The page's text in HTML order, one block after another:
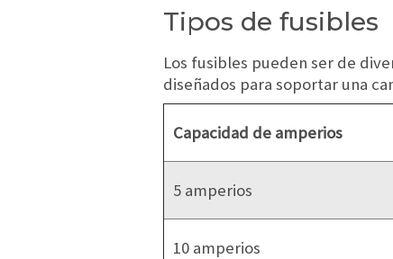
Tipos de fusibles
Los fusibles pueden ser de
diseñados para soportar una
Capacidad de amperios
5 amperios
10 amperios